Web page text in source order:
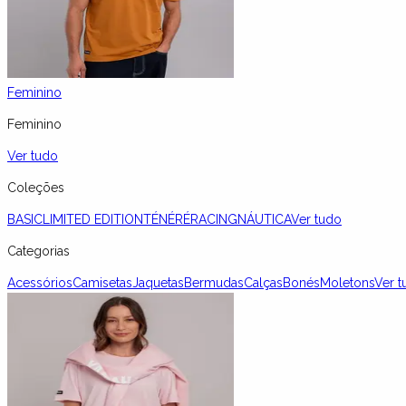
Feminino
Feminino
Ver tudo
Coleções
BASIC LIMITED EDITIONTÉNÉRÉRACINGNÁUTICAVer tudo
Categorias
AcessóriosCamisetasJaquetasBermudasCalçasBonésMoletonsVer